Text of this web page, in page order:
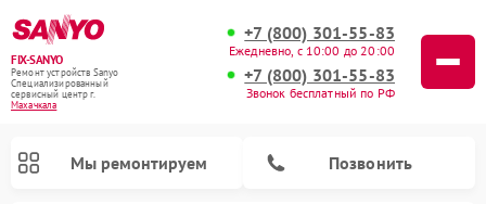
FIX-SANYO
Ремонт устройств Sanyo
Специализированный
cервисный центр г.
Махачкала
+7 (800) 301-55-83
Ежедневно, с 10:00 до 20:00
+7 (800) 301-55-83
Звонок бесплатный по РФ
Мы ремонтируем Позвонить